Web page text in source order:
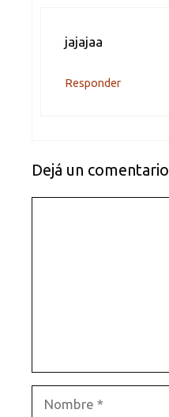
jajajaa
Responder
Dejá un comentario